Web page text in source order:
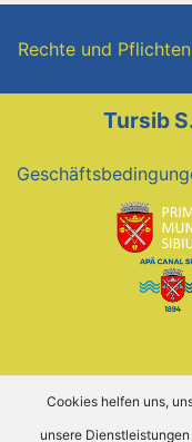
Rechte und
Tursib
Cookies helfen uns,
unsere